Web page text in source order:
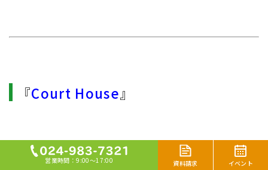
営業時間：9:00～17:00 資料請求 イベント
『Court House』